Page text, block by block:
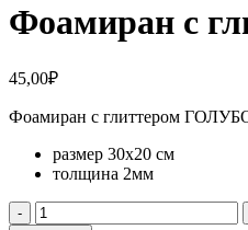
Фоамиран с
45,00₽
Фоамиран с глиттером
размер 30х20 см
толщина 2мм
Количество